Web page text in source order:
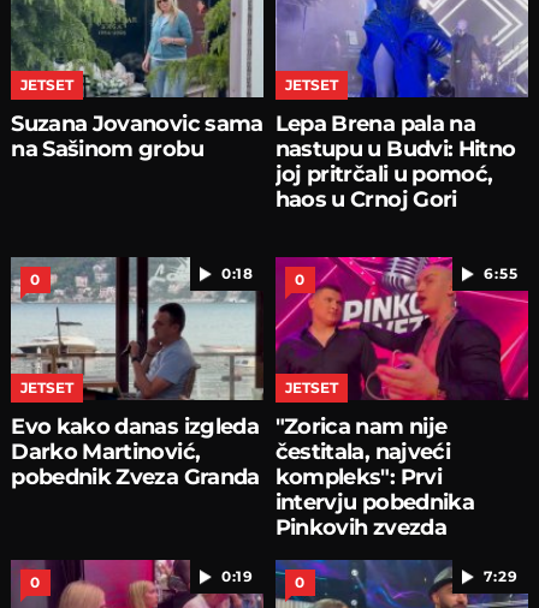
JETSET
Suzana Jovanovic sama
na Sašinom grobu
JETSET
Lepa Brena pala na
nastupu u Budvi: Hitno
joj pritrčali u pomoć,
haos u Crnoj Gori
0:18
0
JETSET
Evo kako danas izgleda
Darko Martinović,
pobednik Zveza Granda
6:55
0
JETSET
"Zorica nam nije
čestitala, najveći
kompleks": Prvi
intervju pobednika
Pinkovih zvezda
0:19
0 7:29
0